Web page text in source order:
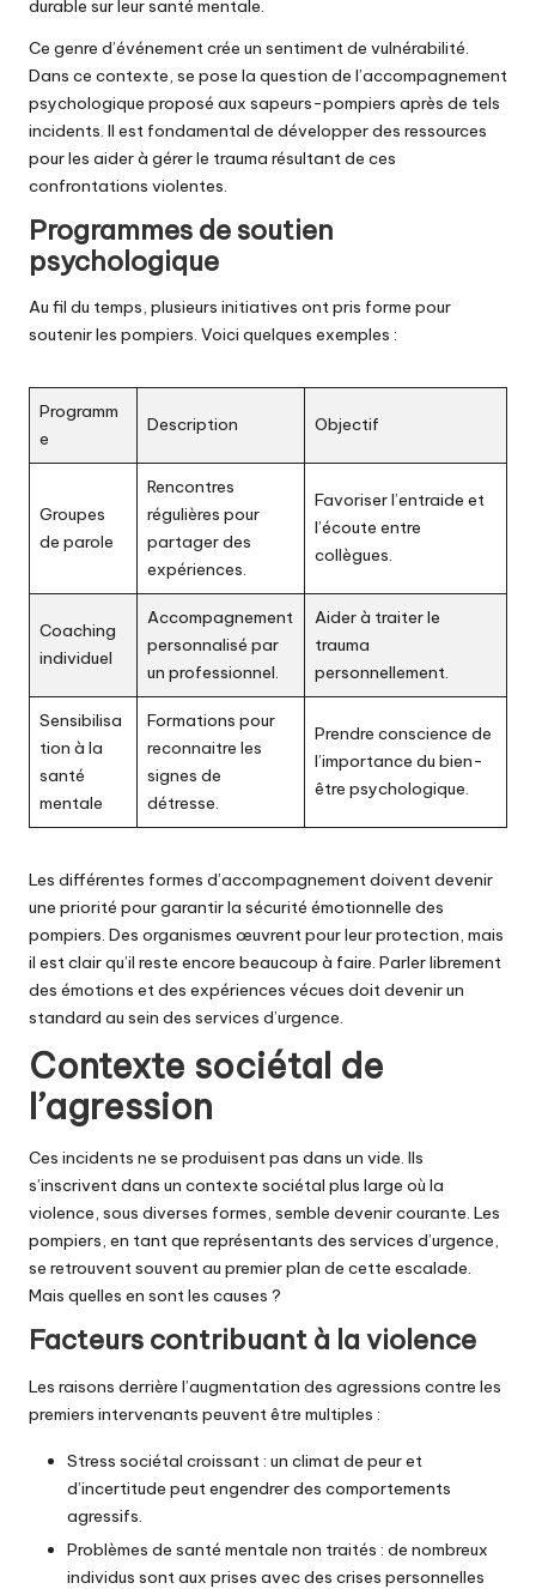
durable sur leur santé mentale.
Ce genre d’événement crée un sentiment de vulnérabilité.
Dans ce contexte, se pose la question de l’accompagnement
psychologique proposé aux sapeurs-pompiers après de tels
incidents. Il est fondamental de développer des ressources
pour les aider à gérer le trauma résultant de ces
confrontations violentes.
Programmes de soutien
psychologique
Au fil du temps, plusieurs initiatives ont pris forme pour
soutenir les pompiers. Voici quelques exemples :
Programm
e
Description Objectif
Groupes
de parole
Rencontres
régulières pour
partager des
expériences.
Favoriser l’entraide et
l’écoute entre
collègues.
Coaching
individuel
Accompagnement
personnalisé par
un professionnel.
Aider à traiter le
trauma
personnellement.
Sensibilisa
tion à la
santé
mentale
Formations pour
reconnaitre les
signes de
détresse.
Prendre conscience de
l’importance du bien-
être psychologique.
Les différentes formes d’accompagnement doivent devenir
une priorité pour garantir la sécurité émotionnelle des
pompiers. Des organismes œuvrent pour leur protection, mais
il est clair qu’il reste encore beaucoup à faire. Parler librement
des émotions et des expériences vécues doit devenir un
standard au sein des services d’urgence.
Contexte sociétal de
l’agression
Ces incidents ne se produisent pas dans un vide. Ils
s’inscrivent dans un contexte sociétal plus large où la
violence, sous diverses formes, semble devenir courante. Les
pompiers, en tant que représentants des services d’urgence,
se retrouvent souvent au premier plan de cette escalade.
Mais quelles en sont les causes ?
Facteurs contribuant à la violence
Les raisons derrière l’augmentation des agressions contre les
premiers intervenants peuvent être multiples :
Stress sociétal croissant : un climat de peur et
d’incertitude peut engendrer des comportements
agressifs.
Problèmes de santé mentale non traités : de nombreux
individus sont aux prises avec des crises personnelles